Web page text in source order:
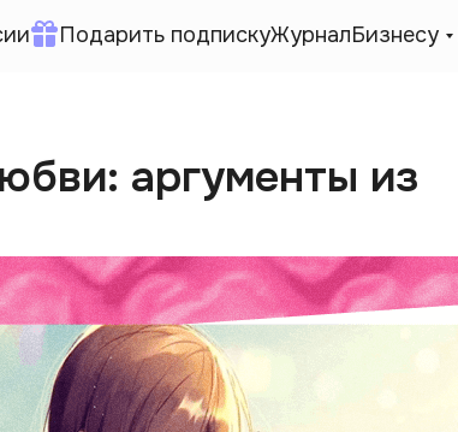
Подарить подпискуЖурналБизнесу
аргументы из